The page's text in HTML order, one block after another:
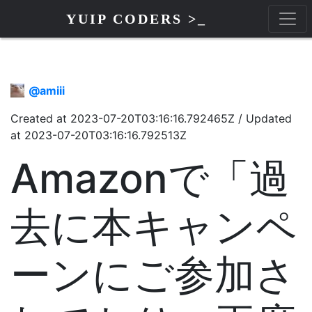
YUIP CODERS >_
@amiii
Created at 2023-07-20T03:16:16.792465Z / Updated
at 2023-07-20T03:16:16.792513Z
Amazonで「過
去に本キャンペ
ーンにご参加さ